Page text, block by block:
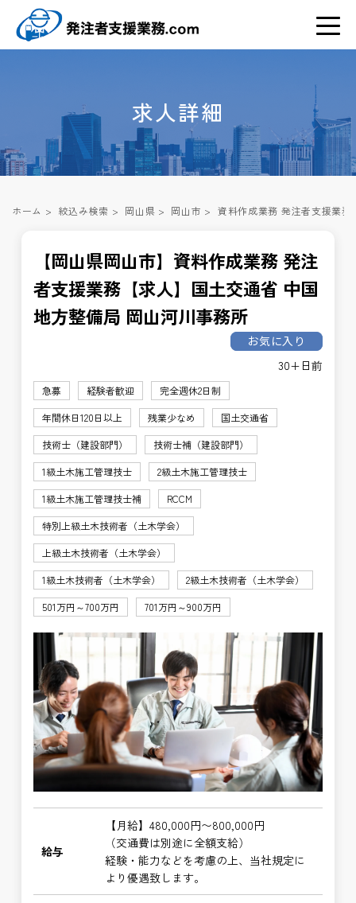
求人詳細
ホーム > 絞込み検索 > 岡山県 > 岡山市 > 資料作成業務 発注者支援業
【岡山県岡山市】資料作成業務 発注
者支援業務【求人】国土交通省 中国
地方整備局 岡山河川事務所
お気に入り
30+日前
急募 経験者歓迎
完全週休2日制
年間休日120日以上
残業少なめ
国土交通省
技術士（建設部門）
技術士補（建設部門）
1級土木施工管理技士
2級土木施工管理技士
1級土木施工管理技士補
RCCM
特別上級土木技術者（土木学会）
上級土木技術者（土木学会）
1級土木技術者（土木学会）
2級土木技術者（土木学会）
501万円～700万円
701万円～900万円
給与
【月給】480,000円〜800,000円
（交通費は別途に全額支給）
経験・能力などを考慮の上、当社規定に
より優遇致します。